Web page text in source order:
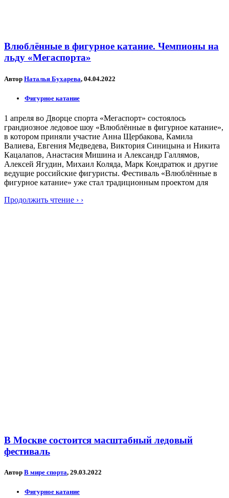
Влюблённые в фигурное катание. Чемпионы на
льду «Мегаспорта»
Автор Наталья Бухарева, 04.04.2022
Фигурное катание
1 апреля во Дворце спорта «Мегаспорт» состоялось
грандиозное ледовое шоу «Влюблённые в фигурное катание»,
в котором приняли участие Анна Щербакова, Камила
Валиева, Евгения Медведева, Виктория Синицына и Никита
Кацалапов, Анастасия Мишина и Александр Галлямов,
Алексей Ягудин, Михаил Коляда, Марк Кондратюк и другие
ведущие российские фигуристы. Фестиваль «Влюблённые в
фигурное катание» уже стал традиционным проектом для
Продолжить чтение › ›
В Москве состоится масштабный ледовый
фестиваль
Автор В мире спорта, 29.03.2022
Фигурное катание